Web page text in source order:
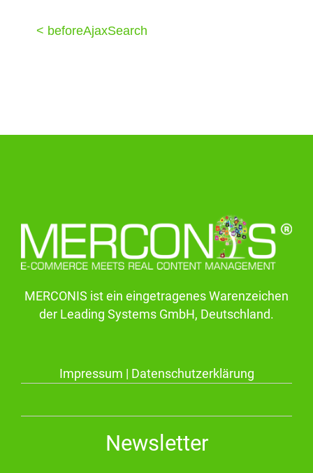
< beforeAjaxSearch
MERCONIS ist ein eingetragenes Warenzeichen
der Leading Systems GmbH, Deutschland.
Impressum | Datenschutzerklärung
Newsletter